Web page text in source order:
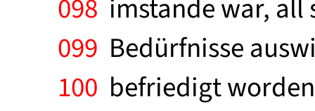
098 imstande war, all
099 Bedürfnisse
100 befriedigt